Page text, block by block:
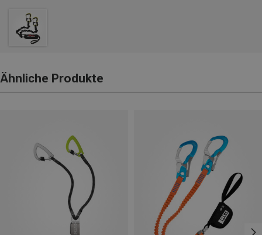
Ähnliche Produkte